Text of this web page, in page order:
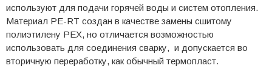
используют для подачи горячей воды и систем отопления.
Материал PE-RT создан в качестве замены сшитому
полиэтилену PEX, но отличается возможностью
использовать для соединения сварку, и допускается во
вторичную переработку, как обычный термопласт.